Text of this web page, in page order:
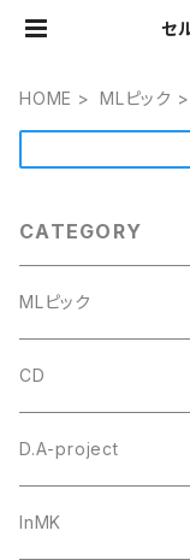
セ
HOME MLピック
CATEGORY
MLピック
#4 ミニトライアングル
セルロース
ポリアセタール
ウルテム
Triangle トライアングル
＃1 トライアングル
CD
トゥクトゥクスキップ
goh
D.A-project
オリジナル
InMK